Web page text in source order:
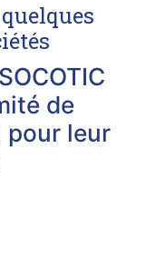
de
pour leur